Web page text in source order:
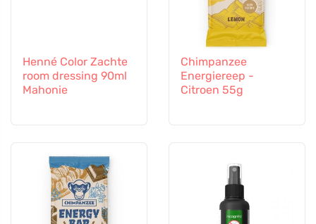
Henné Color Zachte
room dressing 90ml
Mahonie
Chimpanzee
Energiereep -
Citroen 55g